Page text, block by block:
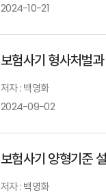
2024-10-21
보험사기 형사처벌
저자 : 백영화
2024-09-02
보험사기 양형기준
저자 : 백영화